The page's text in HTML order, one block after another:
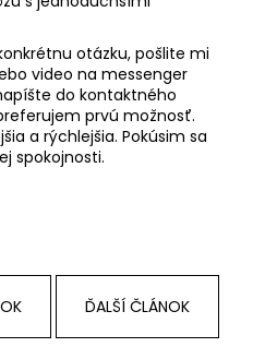
otázku, pošlite mi
video na messenger
do kontaktného
prvú možnosť.
a rýchlejšia. Pokúsim sa
spokojnosti.
ĎALŠÍ ČLÁNOK